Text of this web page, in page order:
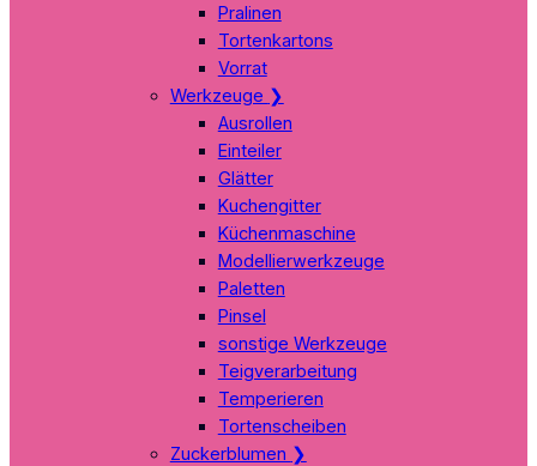
Pralinen
Tortenkartons
Vorrat
Werkzeuge ❯
Ausrollen
Einteiler
Glätter
Kuchengitter
Küchenmaschine
Modellierwerkzeuge
Paletten
Pinsel
sonstige Werkzeuge
Teigverarbeitung
Temperieren
Tortenscheiben
Zuckerblumen ❯